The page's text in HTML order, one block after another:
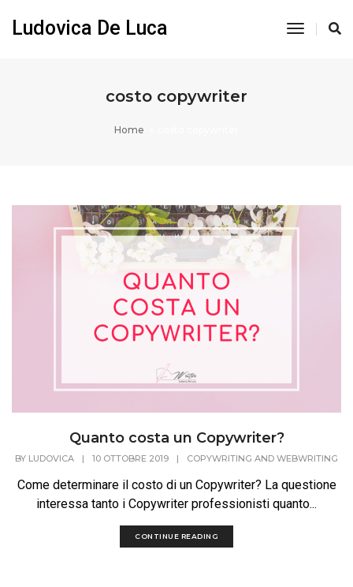
Ludovica De Luca
Toggle
costo copywriter
Home
Quanto costa un Copywriter?
BY LUDOVICA | 10 OTTOBRE 2019 | COPYWRITING AND WEBWRITING
Come determinare il costo di un Copywriter? La questione
interessa tanto i Copywriter professionisti quanto...
CONTINUE READING